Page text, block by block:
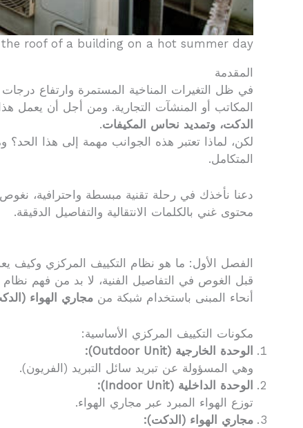
roof of a building on a hot summer day
المقدمة
في ظل التغيرات المناخية المستمرة وارتفاع
المكاتب أو المنشآت التجارية. ومن أجل أن يعمل
الدكت، وتمديد نحاس المكيفات.
لكن، لماذا تعتبر هذه الجوانب مهمة إلى هذا
المتكامل.
محتوى غني بالكلمات الانتقالية والتفاصيل الدقيقة.
الفصل الأول: ما هو نظام التكييف المركزي وكيف
قبل الغوص في التفاصيل الفنية، لا بد من فهم
أنحاء المبنى باستخدام شبكة من مجاري الهواء
مكونات التكييف المركزي الأساسية:
الوحدة الخارجية (Outdoor Unit):
وهي المسؤولة عن تبريد سائل التبريد (الفريون).
الوحدة الداخلية (Indoor Unit):
توزع الهواء المبرد عبر مجاري الهواء.
مجاري الهواء (الدكت):